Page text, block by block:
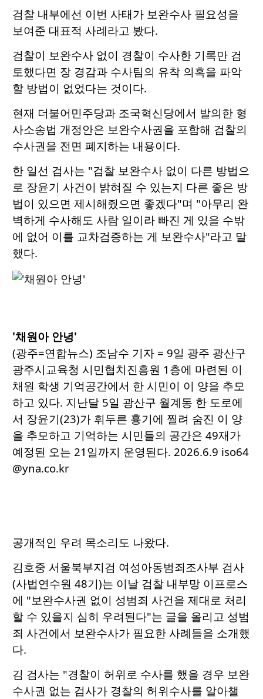
검찰 내부에선 이번 사태가 보완수사 필요성을
보여준 대표적 사례라고 봤다.
검찰이 보완수사 없이 경찰이 수사한 기록만 검
토했다면 장 경감과 수사팀의 유착 의혹을 파악
할 방법이 없었다는 것이다.
현재 더불어민주당과 조국혁신당에서 발의한 형
사소송법 개정안은 보완수사권을 포함해 검찰의
수사권을 전면 폐지하는 내용이다.
한 일선 검사는 "검찰 보완수사 없이 다른 방법으
로 장윤기 사건이 밝혀질 수 있는지 다른 좋은 방
법이 있으면 제시해줬으면 좋겠다"며 "아무리 완
벽하게 수사해도 사람 일이라 빠진 게 있을 수밖
에 없어 이를 교차검증하는 게 보완수사"라고 말
했다.
'채원아 안녕'
(광주=연합뉴스) 조남수 기자 = 9일 광주 광산구
광주시교육청 시민협치진흥원 1층에 마련된 이
채원 학생 기억공간에서 한 시민이 이 양을 추모
하고 있다. 지난달 5일 광산구 월계동 한 도로에
서 장윤기(23)가 휘두른 흉기에 찔려 숨진 이 양
을 추모하고 기억하는 시민들의 공간은 49재가
예정된 오는 21일까지 운영된다. 2026.6.9 iso64
@yna.co.kr
공개적인 우려 목소리도 나왔다.
김호중 서울북부지검 여성아동범죄조사부 검사
(사법연수원 48기)는 이날 검찰 내부망 이프로스
에 "보완수사권 없이 성범죄 사건을 제대로 처리
할 수 있을지 심히 우려된다"는 글을 올리고 성범
죄 사건에서 보완수사가 필요한 사례들을 소개했
다.
김 검사는 "경찰이 허위로 수사를 했을 경우 보완
수사권 없는 검사가 경찰의 허위수사를 알아챌